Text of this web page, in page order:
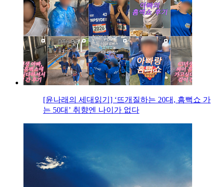
[윤나래의 세대읽기] ‘뜨개질하는 20대, 흠뻑쇼 가
는 50대’ 취향엔 나이가 없다